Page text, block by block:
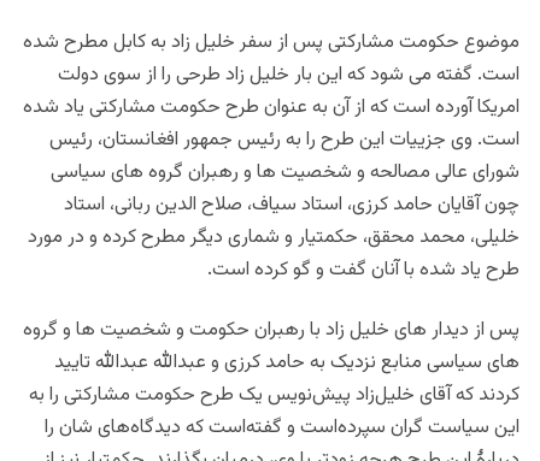
موضوع حکومت مشارکتی پس از سفر خلیل زاد به کابل مطرح شده
است. گفته می شود که این بار خلیل زاد طرحی را از سوی دولت
امریکا آورده است که از آن به عنوان طرح حکومت مشارکتی یاد شده
است. وی جزییات این طرح را به رئیس جمهور افغانستان، رئیس
شورای عالی مصالحه و شخصیت ها و رهبران گروه های سیاسی
چون آقایان حامد کرزی، استاد سیاف، صلاح الدین ربانی، استاد
خلیلی، محمد محقق، حکمتیار و شماری دیگر مطرح کرده و در مورد
طرح یاد شده با آنان گفت و گو کرده است.
پس از دیدار های خلیل زاد با رهبران حکومت و شخصیت ها و گروه
های سیاسی منابع نزدیک به حامد کرزی و عبدالله عبدالله تایید
کردند که آقای خلیل‌زاد پیش‌نویس یک طرح حکومت مشارکتی را به
این سیاست گران سپرده‌است و گفته‌است که دیدگاه‌های شان را